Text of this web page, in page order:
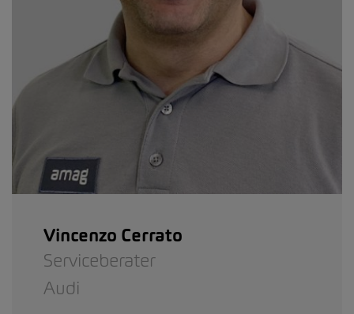
Vincenzo Cerrato
Serviceberater
Audi